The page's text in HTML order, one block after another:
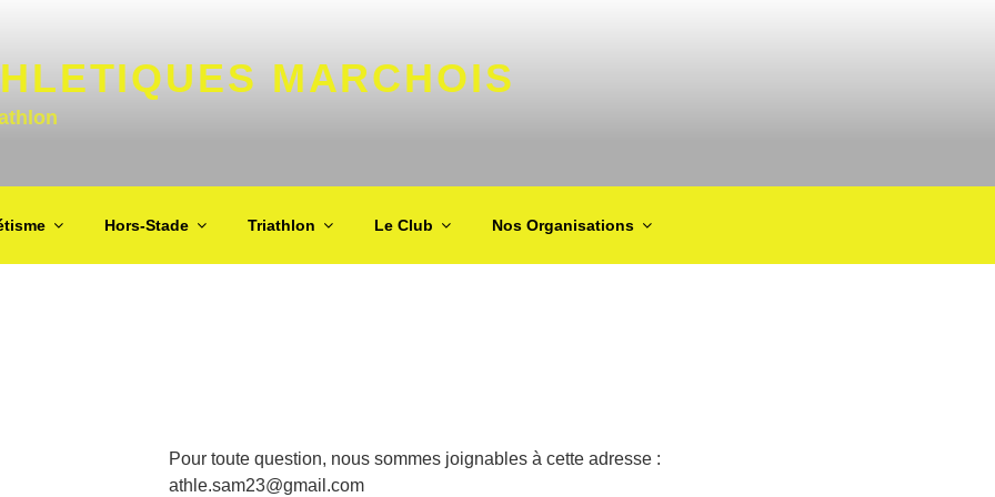
MARCHOIS
Hors-Stade Triathlon Le Club Nos Organisations
Pour toute question, nous sommes joignables à cette adresse :
athle.sam23@gmail.com